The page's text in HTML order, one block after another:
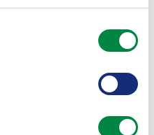
van Stiphout
hij niet alleen de